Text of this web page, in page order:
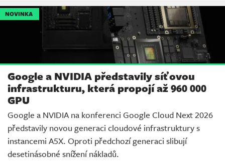
NOVINKA
Google a NVIDIA představily síťovou
infrastrukturu, která propojí až 960 000
GPU
Google a NVIDIA na konferenci Google Cloud Next 2026
představily novou generaci cloudové infrastruktury s
instancemi A5X. Oproti předchozí generaci slibují
desetinásobné snížení nákladů.